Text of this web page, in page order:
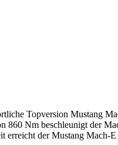
Topversion Mustang
860 Nm beschleunigt der
erreicht der Mustang Mach-